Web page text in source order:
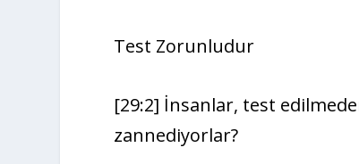
Test Zorunludur
[29:2] İnsanlar, test
zannediyorlar?